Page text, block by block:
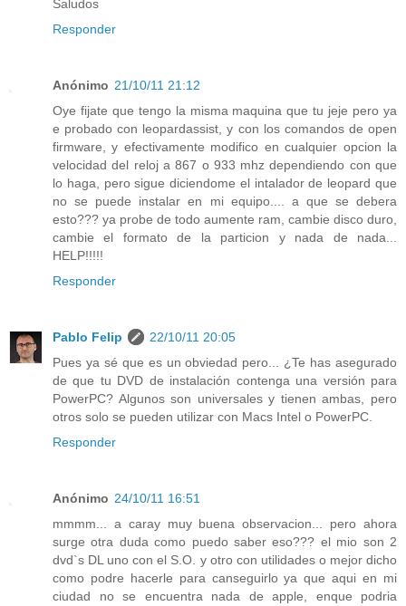
Saludos
Responder
Anónimo 21/10/11 21:12
Oye fijate que tengo la misma maquina que tu jeje pero ya
e probado con leopardassist, y con los comandos de open
firmware, y efectivamente modifico en cualquier opcion la
velocidad del reloj a 867 o 933 mhz dependiendo con que
lo haga, pero sigue diciendome el intalador de leopard que
no se puede instalar en mi equipo.... a que se debera
esto??? ya probe de todo aumente ram, cambie disco duro,
cambie el formato de la particion y nada de nada...
HELP!!!!!
Responder
Pablo Felip
22/10/11 20:05
Pues ya sé que es un obviedad pero... ¿Te has asegurado
de que tu DVD de instalación contenga una versión para
PowerPC? Algunos son universales y tienen ambas, pero
otros solo se pueden utilizar con Macs Intel o PowerPC.
Responder
Anónimo 24/10/11 16:51
mmmm... a caray muy buena observacion... pero ahora
surge otra duda como puedo saber eso??? el mio son 2
dvd`s DL uno con el S.O. y otro con utilidades o mejor dicho
como podre hacerle para canseguirlo ya que aqui en mi
ciudad no se encuentra nada de apple, enque podria